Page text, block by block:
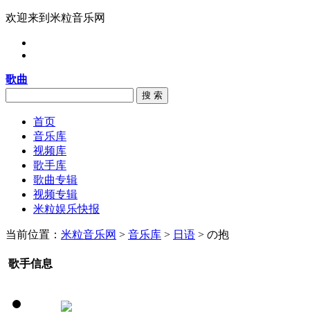
欢迎来到米粒音乐网
歌曲
搜 索
首页
音乐库
视频库
歌手库
歌曲专辑
视频专辑
米粒娱乐快报
当前位置： 米粒音乐网 > 音乐库 > 日语 > の抱
歌手信息